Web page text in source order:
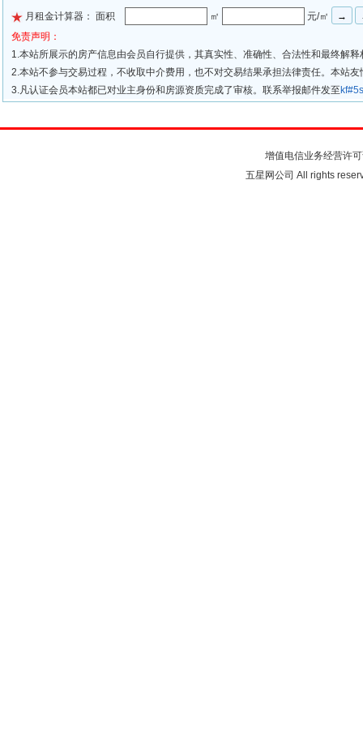
月租金计算器： 面积
㎡
元/㎡
免责声明：
1.本站所展示的房产信息由会员自行提供，其真实性、准确性、合法性和最终解
2.本站不参与交易过程，不收取中介费用，也不对交易结果承担法律责任。本站
3.凡认证会员本站都已对业主身份和房源资质完成了审核。联系举报邮件发至
增值电信业务经营许
五星网公司 All rights